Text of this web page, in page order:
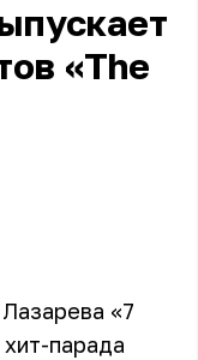
«The
«7
парада